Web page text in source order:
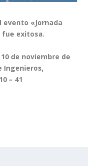
evento «Jornada
fue exitosa.
de noviembre de
Ingenieros,
– 41